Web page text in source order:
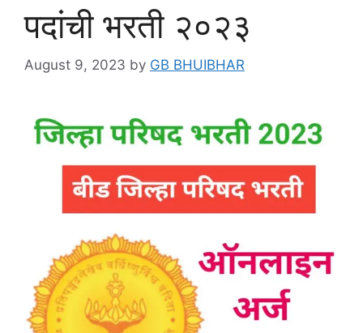
पदांची भरती २०२३
August 9, 2023 by GB BHUIBHAR